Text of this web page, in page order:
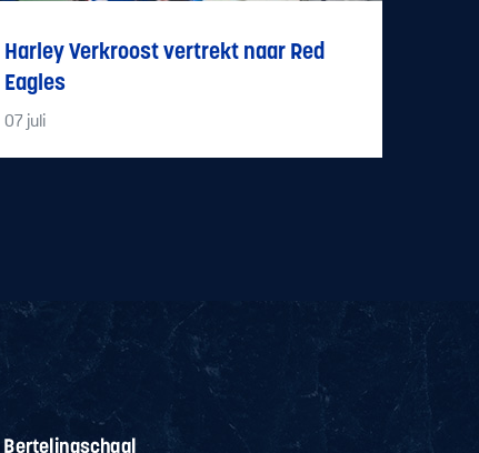
Harley Verkroost vertrekt naar Red
Eagles
07 juli